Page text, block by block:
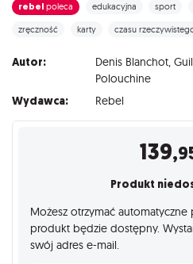
rebel poleca edukacyjna sport
zręczność karty czasu
Autor: Denis Blanchot,
Polouchine
Wydawca: Rebel
139
Produkt
Możesz otrzymać
produkt będzie dostępny.
swój adres e-mail.